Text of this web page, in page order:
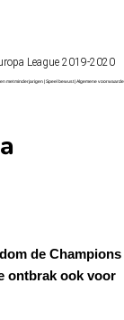
League 2019-2020
met minderjarigen | Speel bewust | Algemene
de Champions
ontbrak ook voor